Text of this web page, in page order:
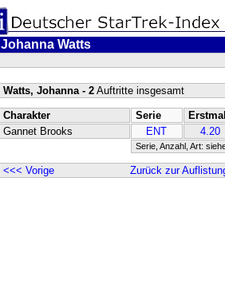
Johanna Watts
Watts, Johanna - 2Auftritte insgesamt
Charakter Serie
Gannet Brooks
ENT 4.20
Serie, Anzahl, Art:
<<< Vorige Zurück zur